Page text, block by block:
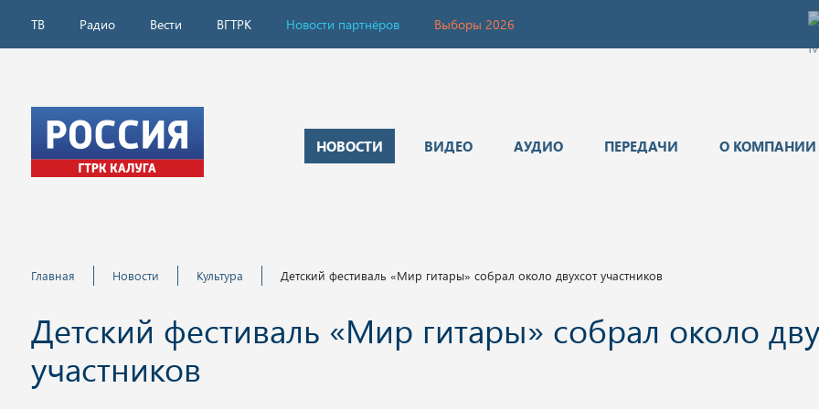
ТВ Радио Вести ВГТРК Новости партнёров Выборы 2026
НОВОСТИ ВИДЕО АУДИО ПЕРЕДАЧИ О КОМПАНИИ
Главная Новости Культура Детский фестиваль «Мир гитары» собрал около двухсот участников
Детский фестиваль «Мир гитары» собрал около
участников